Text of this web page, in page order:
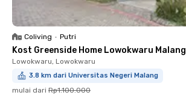
Coliving • Putri
Kost Greenside Home Lowokwaru Malang
Lowokwaru, Lowokwaru
3.8 km dari Universitas Negeri Malang
mulai dari Rp1.100.000